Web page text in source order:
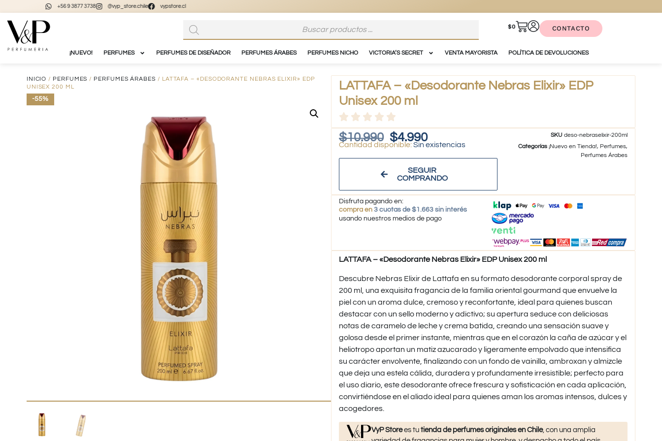
+56 9 3877 3738 @vyp_store.chile vypstore.cl
$0 CONTACTO
¡NUEVO! PERFUMES PERFUMES DE DISEÑADOR PERFUMES ÁRABES PERFUMES NICHO VICTORIA’S SECRET VENTA MAYORISTA POLÍTICA DE DEVOLUCIONES
INICIO / PERFUMES / PERFUMES ÁRABES / LATTAFA – «DESODORANTE NEBRAS ELIXIR» EDP
UNISEX 200 ML
-55%
LATTAFA – «Desodorante Nebras Elixir» EDP
Unisex 200 ml
$10.990 $4.990
Sin existencias
SEGUIR
COMPRANDO
SKUdeso-nebraselixir-200ml
Categorías ¡Nuevo en Tienda!, Perfumes,
Perfumes Árabes
Disfruta pagando en:
compra en 3 cuotas de $1.663 sin interés
usando nuestros medios de pago
LATTAFA – «Desodorante Nebras Elixir» EDP Unisex 200 ml
Descubre Nebras Elixir de Lattafa en su formato desodorante corporal spray de
200 ml, una exquisita fragancia de la familia oriental gourmand que envuelve la
piel con un aroma dulce, cremoso y reconfortante, ideal para quienes buscan
destacar con un sello moderno y adictivo; su apertura seduce con deliciosas
notas de caramelo de leche y crema batida, creando una sensación suave y
golosa desde el primer instante, mientras que en el corazón la caña de azúcar y el
heliotropo aportan un matiz azucarado y ligeramente empolvado que intensifica
su carácter envolvente, finalizando con un fondo de vainilla, ambroxan y almizcle
que deja una estela cálida, duradera y profundamente irresistible; perfecto para
el uso diario, este desodorante ofrece frescura y sofisticación en cada aplicación,
convirtiéndose en el aliado ideal para quienes aman los aromas intensos, dulces y
acogedores.
VyP Storees tutienda de perfumes originales en Chile, con una amplia